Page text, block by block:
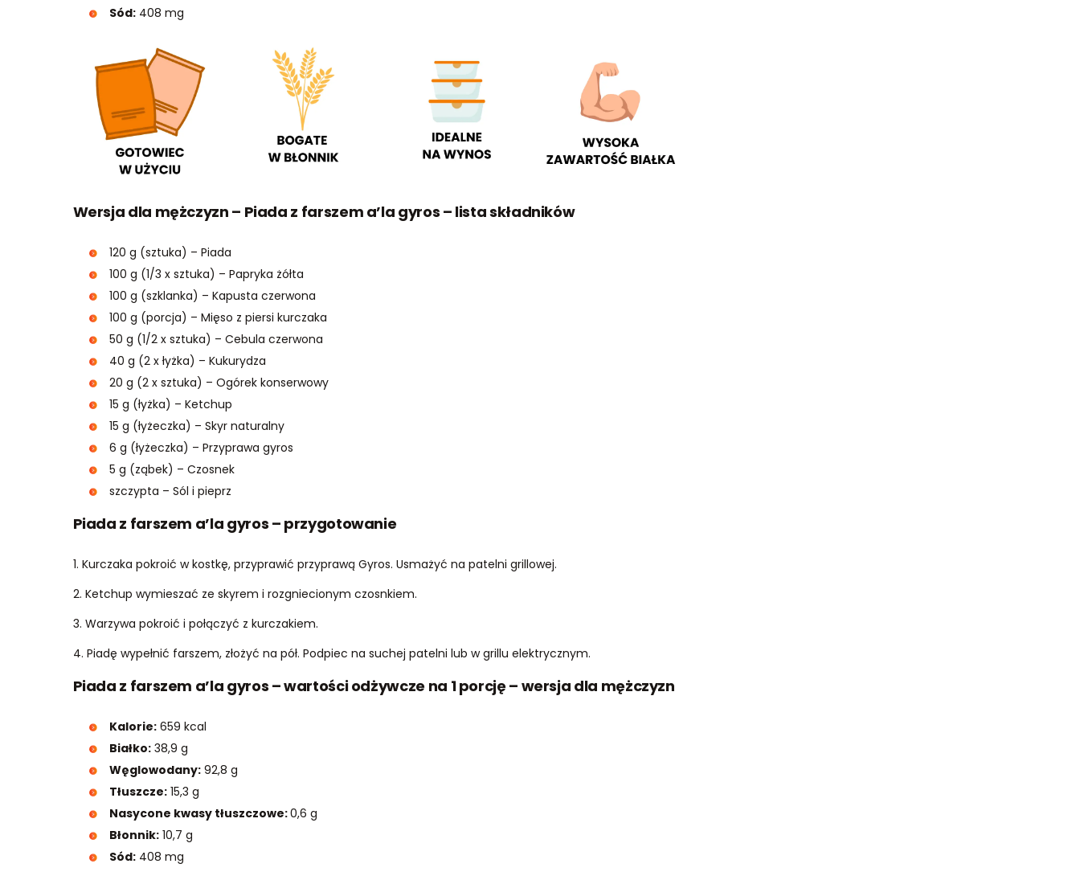
Sód:408 mg
Wersja dla mężczyzn – Piada z farszem a’la gyros – lista składników
120 g (sztuka) – Piada
100 g (1/3 x sztuka) – Papryka żółta
100 g (szklanka) – Kapusta czerwona
100 g (porcja) – Mięso z piersi kurczaka
50 g (1/2 x sztuka) – Cebula czerwona
40 g (2 x łyżka) – Kukurydza
20 g (2 x sztuka) – Ogórek konserwowy
15 g (łyżka) – Ketchup
15 g (łyżeczka) – Skyr naturalny
6 g (łyżeczka) – Przyprawa gyros
5 g (ząbek) – Czosnek
szczypta – Sól i pieprz
Piada z farszem a’la gyros – przygotowanie
1. Kurczaka pokroić w kostkę, przyprawić przyprawą Gyros. Usmażyć na patelni grillowej.
2. Ketchup wymieszać ze skyrem i rozgniecionym czosnkiem.
3. Warzywa pokroić i połączyć z kurczakiem.
4. Piadę wypełnić farszem, złożyć na pół. Podpiec na suchej patelni lub w grillu elektrycznym.
Piada z farszem a’la gyros – wartości odżywcze na 1 porcję – wersja dla mężczyzn
Kalorie:659 kcal
Białko:38,9 g
Węglowodany:92,8 g
Tłuszcze:15,3 g
Nasycone kwasy tłuszczowe:0,6 g
Błonnik:10,7 g
Sód:408 mg